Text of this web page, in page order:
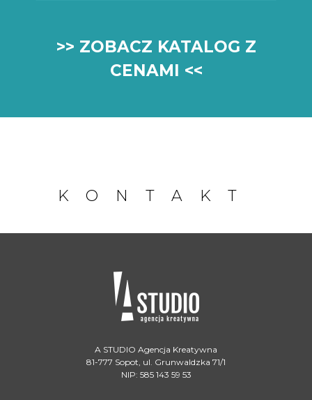
>> ZOBACZ KATALOG Z
CENAMI <<
KONTAKT
A STUDIO Agencja Kreatywna
81-777 Sopot, ul. Grunwaldzka 71/1
NIP: 585 143 59 53